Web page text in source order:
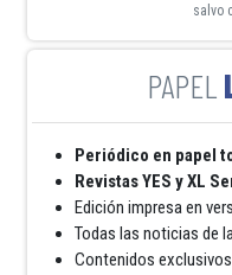
salvo
Periódico en papel
Revistas YES y XL
Edición impresa en
Todas las noticias de
Contenidos